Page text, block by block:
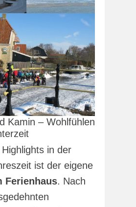
Kamin – Wohlfühlen
in der
ist der eigene
Ferienhaus. Nach